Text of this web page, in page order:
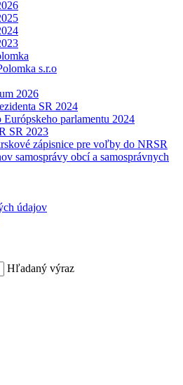
s.r.o
2026
SR 2024
parlamentu 2024
SR 2023
zápisnice pre voľby do NRSR
samosprávy obcí a samosprávnych
údajov
Hľadaný výraz